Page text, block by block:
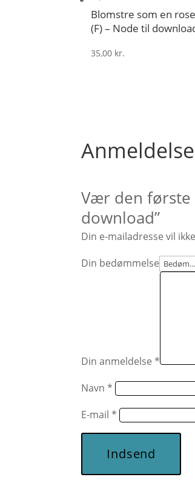
Blomstre som en
(F) – Node til
35,00 kr.
Vær den første
download”
Din e-mailadresse vil
Din bedømmelse
Din anmeldelse*
Navn*
E-mail*
Indsend